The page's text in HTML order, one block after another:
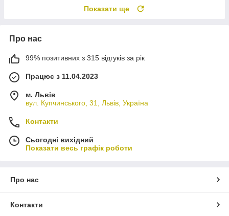
Показати ще
Про нас
99% позитивних з 315 відгуків за рік
Працює з 11.04.2023
м. Львів
вул. Купчинського, 31, Львів, Україна
Контакти
Сьогодні вихідний
Показати весь графік роботи
Про нас
Контакти